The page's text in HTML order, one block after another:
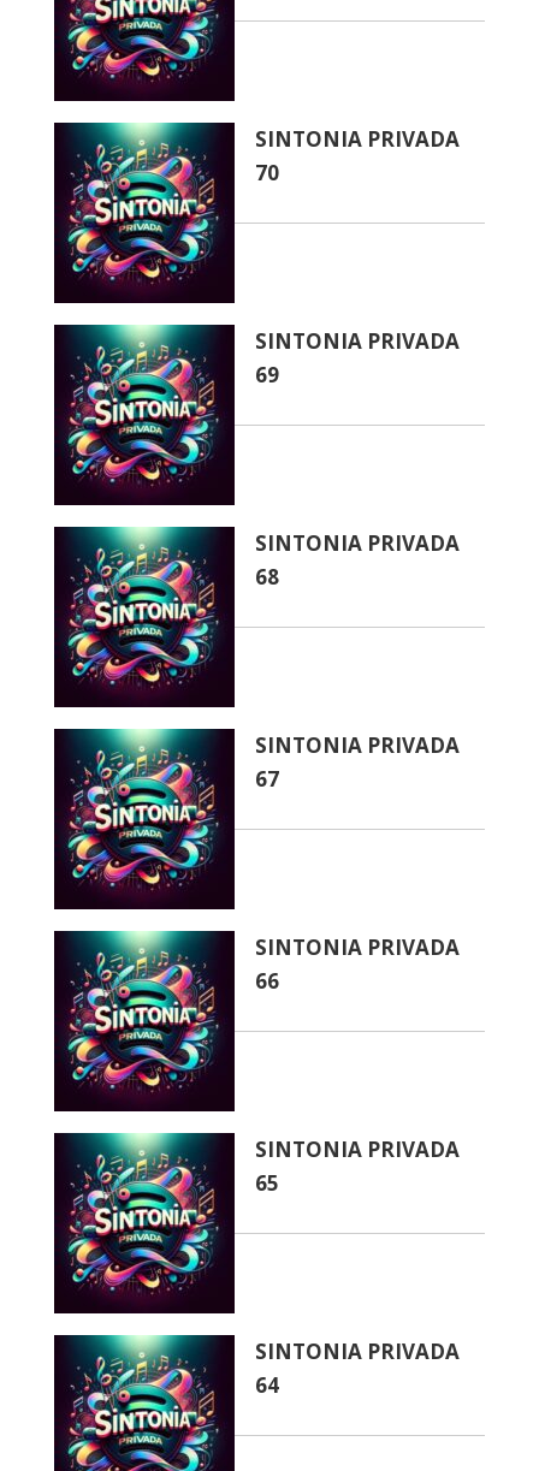
SINTONIA PRIVADA
70
SINTONIA PRIVADA
69
SINTONIA PRIVADA
68
SINTONIA PRIVADA
67
SINTONIA PRIVADA
66
SINTONIA PRIVADA
65
SINTONIA PRIVADA
64